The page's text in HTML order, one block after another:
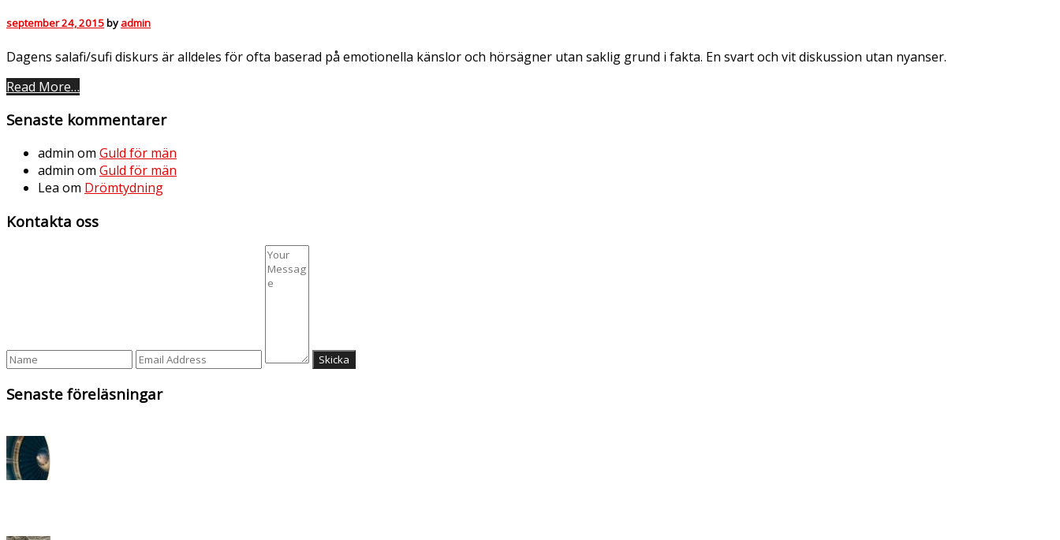
september 24, 2015 byadmin
Dagens salafi/sufi diskurs är alldeles för ofta baserad på emotionella känslor och hörsägner utan saklig grund i fakta. En svart och vit diskussion utan nyanser.
Read More…
Senaste kommentarer
admin om Guld för män
admin om Guld för män
Lea om Drömtydning
Kontakta oss
Senaste föreläsningar